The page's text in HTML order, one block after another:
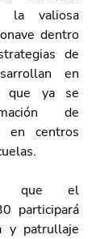
la valiosa
dentro
de
en
que ya se
de
en centros
que el
participará
y patrullaje